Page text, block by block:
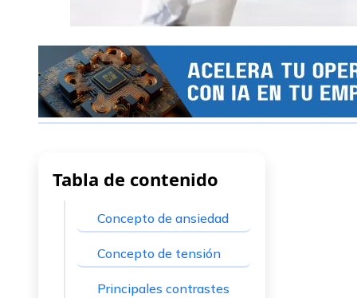
Tabla de contenido
Concepto de ansiedad
Concepto de tensión
Principales contrastes